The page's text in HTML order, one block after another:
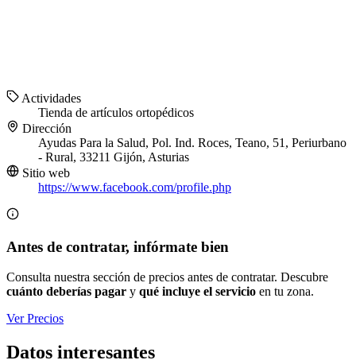
Actividades
Tienda de artículos ortopédicos
Dirección
Ayudas Para la Salud, Pol. Ind. Roces, Teano, 51, Periurbano
- Rural, 33211 Gijón, Asturias
Sitio web
https://www.facebook.com/profile.php
Antes de contratar, infórmate bien
Consulta nuestra sección de precios antes de contratar. Descubre
cuánto deberías pagar y qué incluye el servicio en tu zona.
Ver Precios
Datos interesantes